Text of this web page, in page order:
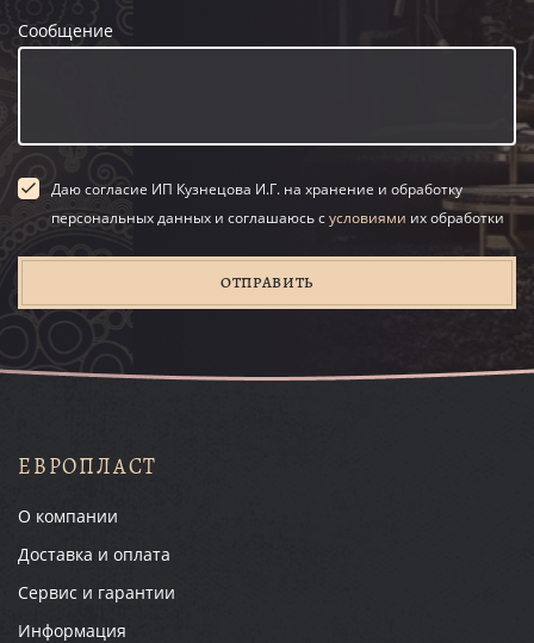
Сообщение
Даю согласие ИП Кузнецова И.Г. на хранение и обработку
персональных данных и соглашаюсь сусловиями их обработки
ОТПРАВИТЬ
ЕВРОПЛАСТ
О компании
Доставка и оплата
Сервис и гарантии
Информация